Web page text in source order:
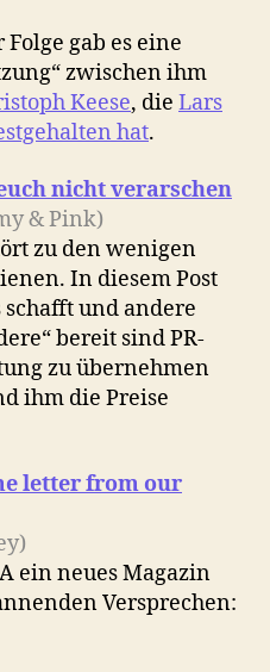
gab es eine
zwischen ihm
Keese, die Lars
hat.
nicht verarschen
& Pink)
zu den wenigen
In diesem Post
und andere
bereit sind PR-
zu übernehmen
ihm die Preise
letter from our
ein neues Magazin
Versprechen: